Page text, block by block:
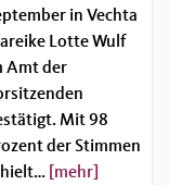
in Vechta
Lotte Wulf
Amt der
Mit 98
der Stimmen
[mehr]